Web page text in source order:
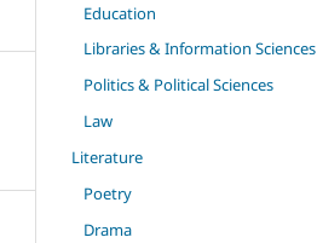
Education
Libraries & Information Sciences
Politics & Political Sciences
Law
Literature
Poetry
Drama